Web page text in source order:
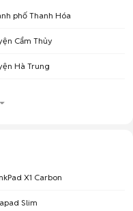
phố Thanh Hóa
Cẩm Thủy
Hà Trung
X1 Carbon
Slim